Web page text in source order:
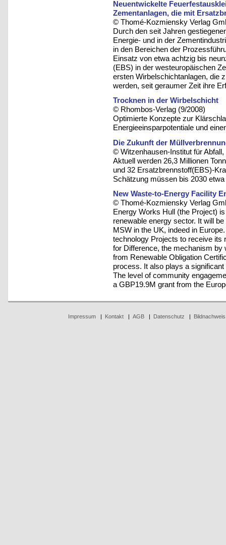
Neuentwickelte
Zementanlagen, die mit
© Thomé-Kozmiensky Verlag
Durch den seit Jahren
Energie- und in der
in den Bereichen der
Einsatz von etwa achtzig bis
(EBS) in der westeuropäischen
ersten Wirbelschichtanlagen, die
werden, seit geraumer Zeit ihre
Trocknen in der Wirbelschicht
© Rhombos-Verlag (9/2008)
Optimierte Konzepte zur
Energieeinsparpotentiale und
Die Zukunft der
© Witzenhausen-Institut für
Aktuell werden 26,3 Millionen
und 32 Ersatzbrennstoff(EBS)-
Schätzung müssen bis 2030
New Waste-to-Energy Facility
© Thomé-Kozmiensky Verlag
Energy Works Hull (the Project)
renewable energy sector. It will
MSW in the UK, indeed in
technology Projects to receive its
for Difference, the mechanism
from Renewable Obligation
process. It also plays a
The level of community
a GBP19.9M grant from the
Impressum| Kontakt| AGB| Datenschutz Bildnachweis